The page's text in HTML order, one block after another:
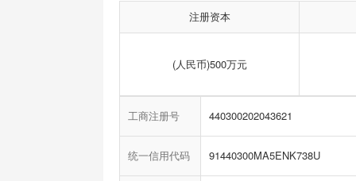
注册资本
(人民币)500万元
工商注册号 440300202043621
统一信用代码 91440300MA5ENK738U